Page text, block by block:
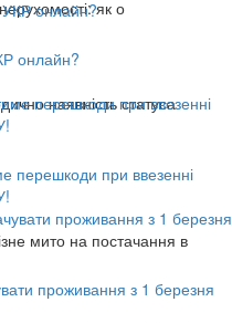
як о
онлайн?
наявність статуса
перешкоди при ввезенні
мито на постачання в
проживання з 1 березня